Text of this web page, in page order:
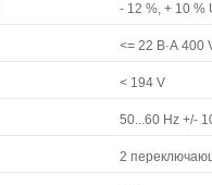
- 12 %, + 10 %
<= 22 В·А 400
< 194 V
50...60 Hz +/-
2